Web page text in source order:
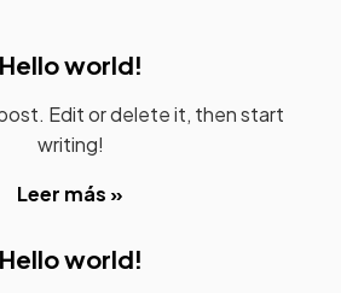
Hello world!
Edit or delete it, then start
writing!
Leer más »
Hello world!